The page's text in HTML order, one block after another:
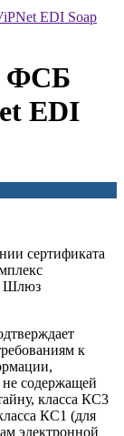
EDI Soap
ФСБ
EDI
сертификата
Шлюз
к
содержащей
класса КС3
КС1 (для
электронной